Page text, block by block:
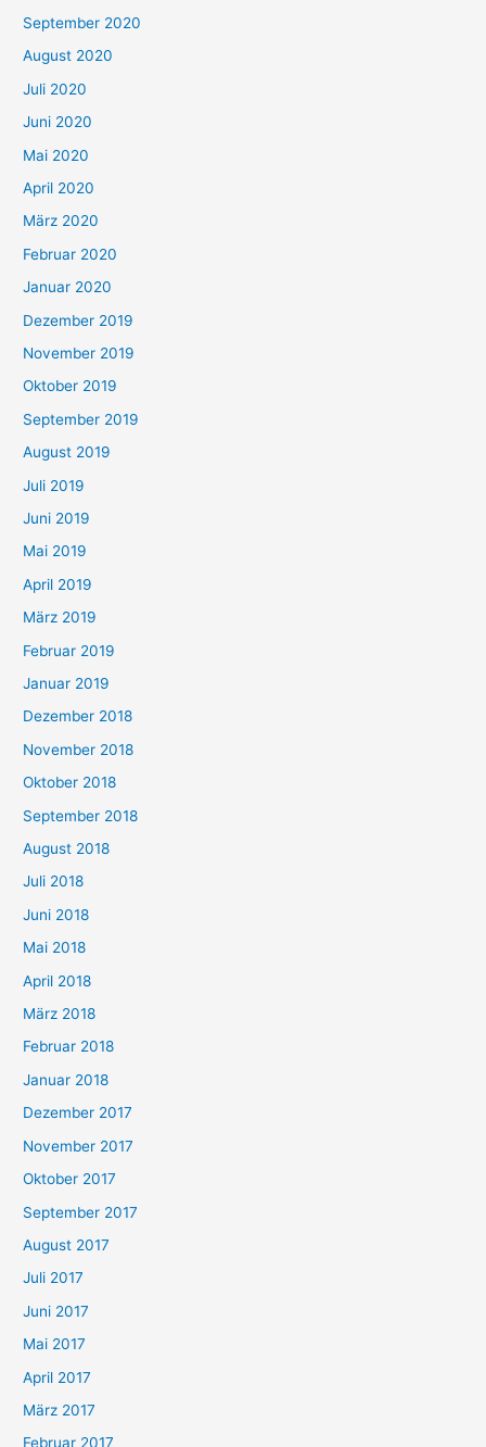
September 2020
August 2020
Juli 2020
Juni 2020
Mai 2020
April 2020
März 2020
Februar 2020
Januar 2020
Dezember 2019
November 2019
Oktober 2019
September 2019
August 2019
Juli 2019
Juni 2019
Mai 2019
April 2019
März 2019
Februar 2019
Januar 2019
Dezember 2018
November 2018
Oktober 2018
September 2018
August 2018
Juli 2018
Juni 2018
Mai 2018
April 2018
März 2018
Februar 2018
Januar 2018
Dezember 2017
November 2017
Oktober 2017
September 2017
August 2017
Juli 2017
Juni 2017
Mai 2017
April 2017
März 2017
Februar 2017